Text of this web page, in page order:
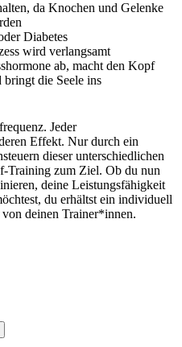
da Knochen und Gelenke
Diabetes
wird verlangsamt
ab, macht den Kopf
die Seele ins
Jeder
Effekt. Nur durch ein
dieser unterschiedlichen
Training zum Ziel. Ob du nun
deine Leistungsfähigkeit
du erhältst ein individuell
deinen Trainer*innen.